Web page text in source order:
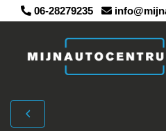
06-28279235